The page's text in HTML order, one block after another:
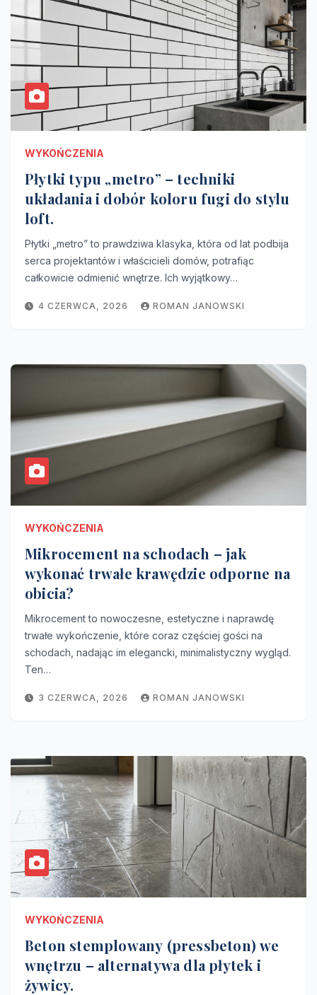
WYKOŃCZENIA
Płytki typu „metro” – techniki
układania i dobór koloru fugi do stylu
loft.
Płytki „metro” to prawdziwa klasyka, która od lat podbija
serca projektantów i właścicieli domów, potrafiąc
całkowicie odmienić wnętrze. Ich wyjątkowy…
4 CZERWCA, 2026 ROMAN JANOWSKI
WYKOŃCZENIA
Mikrocement na schodach – jak
wykonać trwałe krawędzie odporne na
obicia?
Mikrocement to nowoczesne, estetyczne i naprawdę
trwałe wykończenie, które coraz częściej gości na
schodach, nadając im elegancki, minimalistyczny wygląd.
Ten…
3 CZERWCA, 2026 ROMAN JANOWSKI
WYKOŃCZENIA
Beton stemplowany (pressbeton) we
wnętrzu – alternatywa dla płytek i
żywicy.